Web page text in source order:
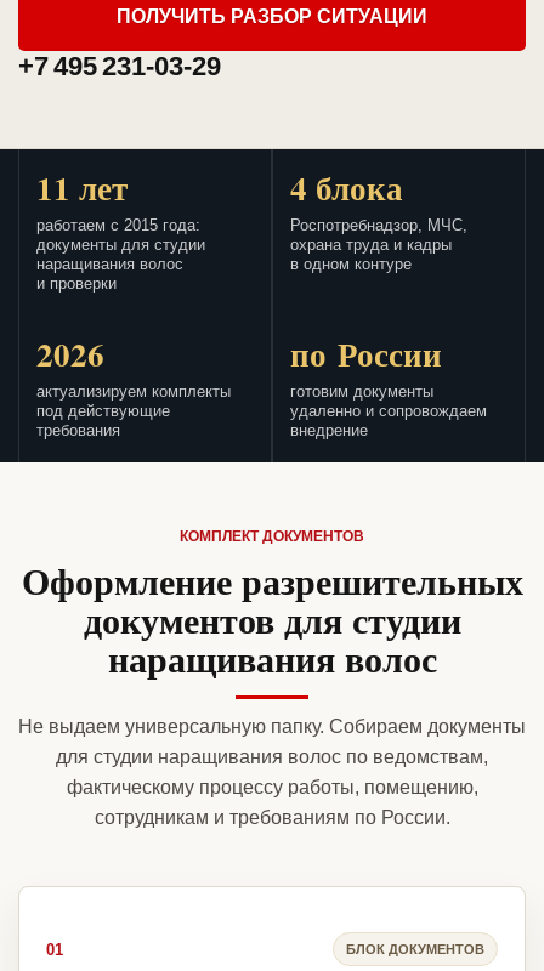
ПОЛУЧИТЬ РАЗБОР СИТУАЦИИ
+7 495 231-03-29
11 лет
работаем с 2015 года:
документы для студии
наращивания волос
и проверки
4 блока
Роспотребнадзор, МЧС,
охрана труда и кадры
в одном контуре
2026
актуализируем комплекты
под действующие
требования
по России
готовим документы
удаленно и сопровождаем
внедрение
КОМПЛЕКТ ДОКУМЕНТОВ
Оформление разрешительных
документов для студии
наращивания волос
Не выдаем универсальную папку. Собираем документы
для студии наращивания волос по ведомствам,
фактическому процессу работы, помещению,
сотрудникам и требованиям по России.
01 БЛОК ДОКУМЕНТОВ